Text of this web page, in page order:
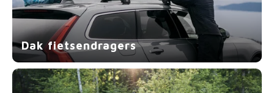
Ford
Dak fietsendragers